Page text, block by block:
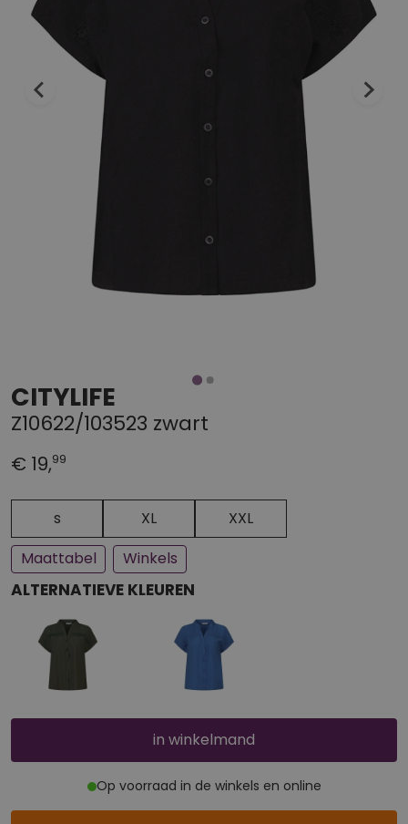
CITYLIFE
Z10622/103523 zwart
€ 19,99
Een paar stuks op voorraad
Bijna uitverkocht
s XL
XXL
Maattabel
Winkels
ALTERNATIEVE KLEUREN
in winkelmand
Op voorraad in de winkels en online